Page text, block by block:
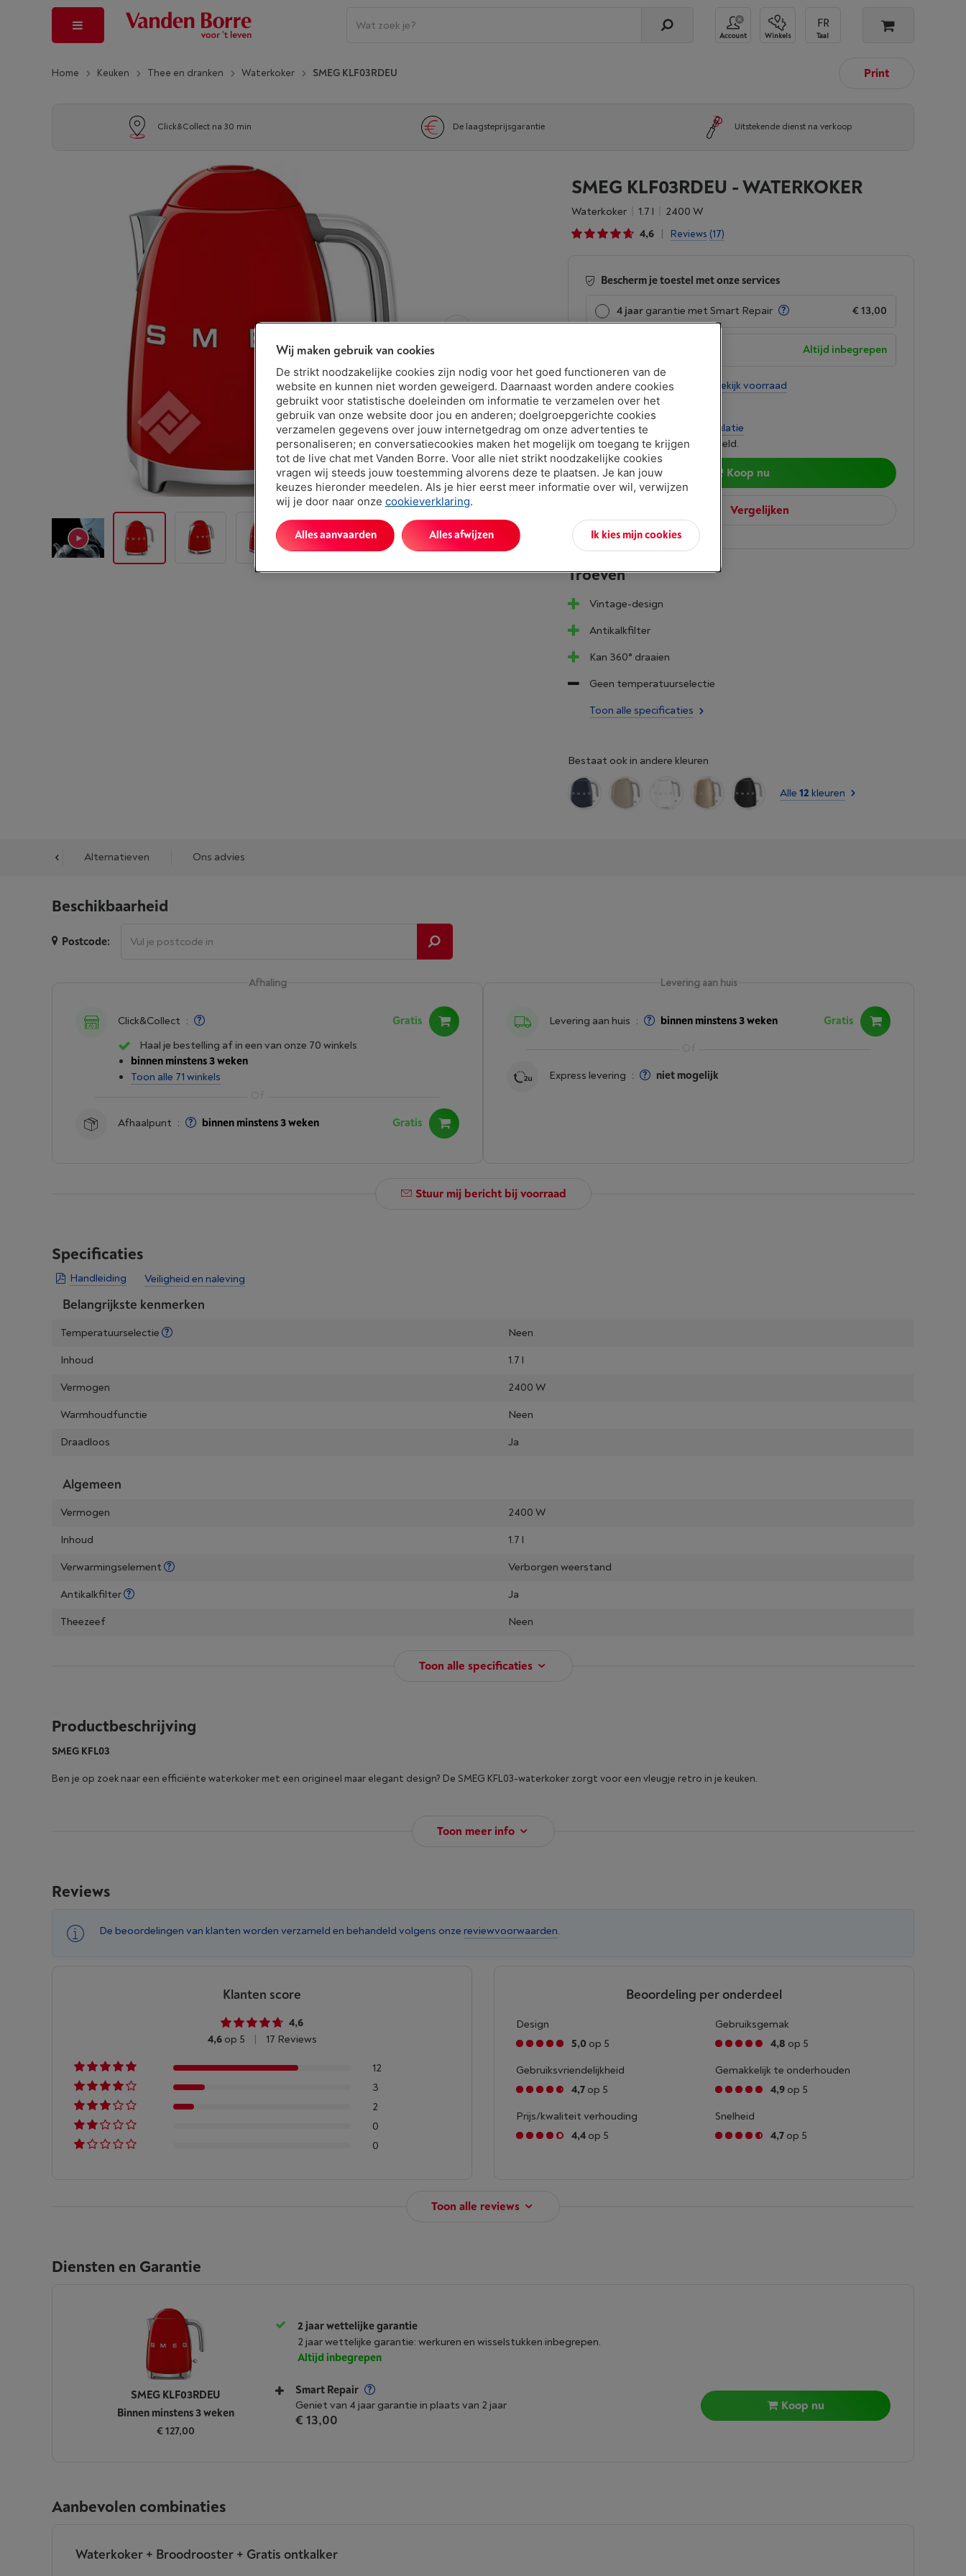
Account Winkels Taal
Home Keuken Thee en dranken Waterkoker SMEG KLF03RDEU Print
Click&Collect na 30 min De laagsteprijsgarantie Uitstekende dienst na verkoop
SMEG KLF03RDEU - WATERKOKER
Waterkoker 1.7 l
2400 W
4,6
| Reviews (17)
Bescherm je toestel met onze services
4 jaar garantie met Smart Repair € 13,00
Altijd inbegrepen
Binnen minstens 3 weken Bekijk voorraad
€ 127,00
Ofbetalen per maand
Simulatie
Let op, geld lenen kost ook geld.
Koop nu
Vergelijken
Troeven
Vintage-design
Antikalkfilter
Kan 360° draaien
Geen temperatuurselectie
Toon alle specificaties
Bestaat ook in andere kleuren
Alle 12 kleuren
Alternatieven Ons advies
Beschikbaarheid
Postcode:
Levering aan huis
Levering aan huis : binnen minstens 3 weken Gratis
Express levering : niet mogelijk
Afhaling
Click&Collect :
Gratis
Haal je bestelling af in een van onze 70 winkels
binnen minstens 3 weken
Toon alle 71 winkels
Afhaalpunt : binnen minstens 3 weken Gratis
Stuur mij bericht bij voorraad
Specificaties
Handleiding Veiligheid en naleving
Belangrijkste kenmerken
Temperatuurselectie
Neen
Inhoud
1.7 l
Vermogen
2400 W
Warmhoudfunctie
Neen
Draadloos
Ja
Algemeen
Vermogen
2400 W
Inhoud
1.7 l
Verwarmingselement
Verborgen weerstand
Antikalkfilter
Ja
Theezeef
Neen
Toon alle specificaties
Productbeschrijving
SMEG KFL03
Ben je op zoek naar een efficiënte waterkoker met een origineel maar elegant design? De SMEG KFL03-waterkoker zorgt voor een vleugje retro in je keuken.
Toon meer info
Reviews
De beoordelingen van klanten worden verzameld en behandeld volgens onze reviewvoorwaarden.
Klanten score
4,6
4,6op 5 | 17 Reviews
12
3
2
0
0
Beoordeling per onderdeel
Design
5,0 op 5
Gebruiksgemak
4,8 op 5
Gebruiksvriendelijkheid
4,7 op 5
Gemakkelijk te onderhouden
4,9op 5
Prijs/kwaliteit verhouding
4,4 op 5
Snelheid
4,7op 5
Toon alle reviews
Diensten en Garantie
SMEG KLF03RDEU
Binnen minstens 3 weken
€ 127,00
2 jaar wettelijke garantie
2 jaar wettelijke garantie: werkuren en wisselstukken inbegrepen.
Altijd inbegrepen
Smart Repair
Geniet van 4 jaar garantie in plaats van 2 jaar
€ 13,00
Koop nu
Aanbevolen combinaties
Waterkoker + Broodrooster + Gratis ontkalker
Wij maken gebruik van cookies
De strikt noodzakelijke cookies zijn nodig voor het goed functioneren van de
website en kunnen niet worden geweigerd. Daarnaast worden andere cookies
gebruikt voor statistische doeleinden om informatie te verzamelen over het
gebruik van onze website door jou en anderen; doelgroepgerichte cookies
verzamelen gegevens over jouw internetgedrag om onze advertenties te
personaliseren; en conversatiecookies maken het mogelijk om toegang te krijgen
tot de live chat met Vanden Borre. Voor alle niet strikt noodzakelijke cookies
vragen wij steeds jouw toestemming alvorens deze te plaatsen. Je kan jouw
keuzes hieronder meedelen. Als je hier eerst meer informatie over wil, verwijzen
wij je door naar onze cookieverklaring.
Ik kies mijn cookies
Alles afwijzen
Alles aanvaarden